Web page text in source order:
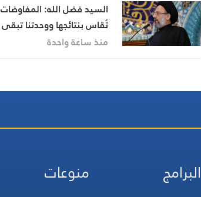
السيد فضل الله: المفاوضات
تُقاس بنتائجها ووحدتنا تبقى
سلاحنا في مواجهة التحديات
منذ ساعة واحدة
البرامج منوعات